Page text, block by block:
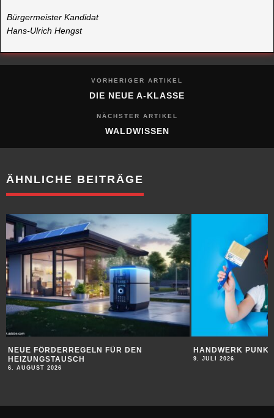
Bürgermeister Kandidat
Hans-Ulrich Hengst
VORHERIGER ARTIKEL
DIE NEUE A-KLASSE
NÄCHSTER ARTIKEL
WALDWISSEN
ÄHNLICHE BEITRÄGE
HANDWERK PUNKTET BEI JUGENDLICHEN
9. JULI 2026
SUBSTANZ FÜR
9. JULI 2026